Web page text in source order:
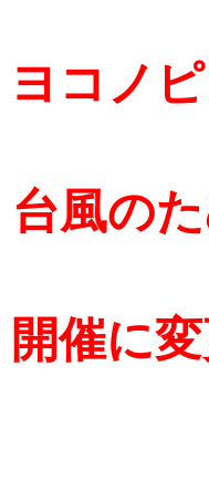
ヨコノ
台風の
開催に